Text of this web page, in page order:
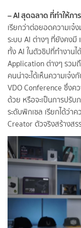
– AI สุดฉลาด ที่ทำให้ก
เรียกว่าต่อยอดความเจ๋
ระบบ AI ต่างๆ ที่ยังคงมี
ทั้ง AI ในตัวชิปที่ทำงานไ
Application ต่างๆ รวม
คนน่าจะได้เห็นความเจ๋ง
VDO Conference ซึ่งค
ด้วย หรือจะเป็นการปรับ
ระดับพิกเซล เรียกได้ว่า
Creator ตัวจริงสร้างส